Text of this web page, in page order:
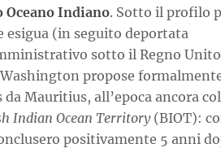
Indiano. Sotto il profilo
esigua (in seguito deportata
sotto il Regno
propose
Mauritius, all’epoca ancora
Indian Ocean Territory(BIOT):
positivamente 5 anni